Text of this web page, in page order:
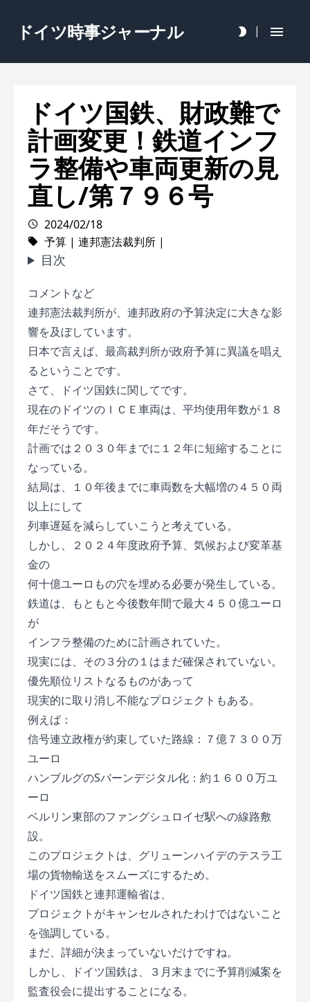
ドイツ時事ジャーナル |
ドイツ国鉄、財政難で
計画変更！鉄道インフ
ラ整備や車両更新の見
直し/第７９６号
2024/02/18
予算 | 連邦憲法裁判所 |
目次
コメントなど
連邦憲法裁判所が、連邦政府の予算決定に大きな影
響を及ぼしています。
日本で言えば、最高裁判所が政府予算に異議を唱え
るということです。
さて、ドイツ国鉄に関してです。
現在のドイツのＩＣＥ車両は、平均使用年数が１８
年だそうです。
計画では２０３０年までに１２年に短縮することに
なっている。
結局は、１０年後までに車両数を大幅増の４５０両
以上にして
列車遅延を減らしていこうと考えている。
しかし、２０２４年度政府予算、気候および変革基
金の
何十億ユーロもの穴を埋める必要が発生している。
鉄道は、もともと今後数年間で最大４５０億ユーロ
が
インフラ整備のために計画されていた。
現実には、その３分の１はまだ確保されていない。
優先順位リストなるものがあって
現実的に取り消し不能なプロジェクトもある。
例えば：
信号連立政権が約束していた路線：７億７３００万
ユーロ
ハンブルグのSバーンデジタル化：約１６００万ユ
ーロ
ベルリン東部のファングシュロイゼ駅への線路敷
設。
このプロジェクトは、グリューンハイデのテスラ工
場の貨物輸送をスムーズにするため。
ドイツ国鉄と連邦運輸省は、
プロジェクトがキャンセルされたわけではないこと
を強調している。
まだ、詳細が決まっていないだけですね。
しかし、ドイツ国鉄は、３月末までに予算削減案を
監査役会に提出することになる。